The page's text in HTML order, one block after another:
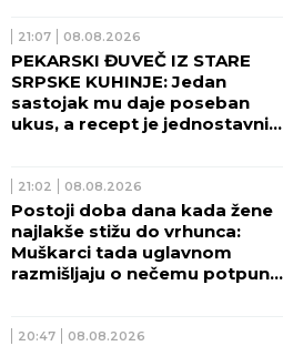
21:07 08.08.2026
PEKARSKI ĐUVEČ IZ STARE
SRPSKE KUHINJE: Jedan
sastojak mu daje poseban
ukus, a recept je jednostavniji
21:02 08.08.2026
Postoji doba dana kada žene
najlakše stižu do vrhunca:
Muškarci tada uglavnom
razmišljaju o nečemu potpuno
20:47 08.08.2026